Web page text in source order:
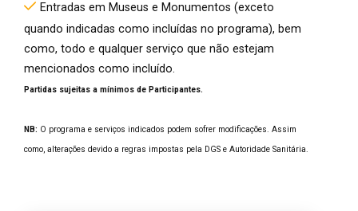
Entradas em Museus e Monumentos (exceto
quando indicadas como incluídas no programa), bem
como, todo e qualquer serviço que não estejam
mencionados como incluído.
Partidas sujeitas a mínimos de Participantes.
NB: O programa e serviços indicados podem sofrer modificações. Assim
como, alterações devido a regras impostas pela DGS e Autoridade Sanitária.